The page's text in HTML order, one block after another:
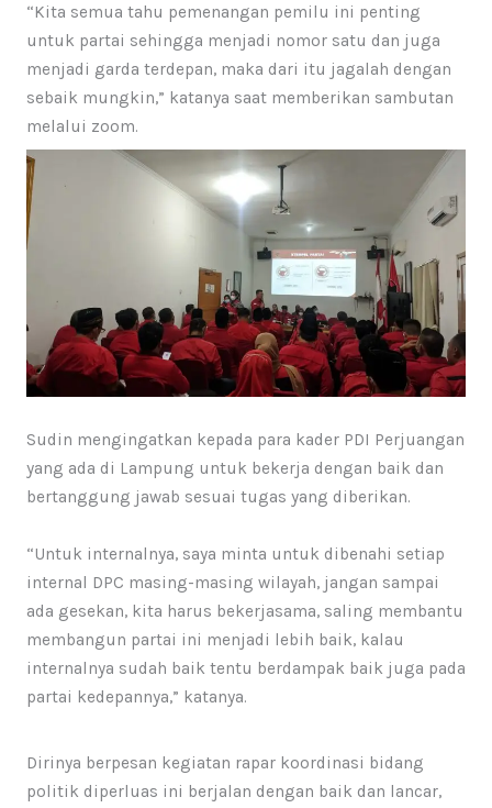
“Kita semua tahu pemenangan pemilu ini penting
untuk partai sehingga menjadi nomor satu dan juga
menjadi garda terdepan, maka dari itu jagalah dengan
sebaik mungkin,” katanya saat memberikan sambutan
melalui zoom.
Sudin mengingatkan kepada para kader PDI Perjuangan
yang ada di Lampung untuk bekerja dengan baik dan
bertanggung jawab sesuai tugas yang diberikan.
“Untuk internalnya, saya minta untuk dibenahi setiap
internal DPC masing-masing wilayah, jangan sampai
ada gesekan, kita harus bekerjasama, saling membantu
membangun partai ini menjadi lebih baik, kalau
internalnya sudah baik tentu berdampak baik juga pada
partai kedepannya,” katanya.
Dirinya berpesan kegiatan rapar koordinasi bidang
politik diperluas ini berjalan dengan baik dan lancar,